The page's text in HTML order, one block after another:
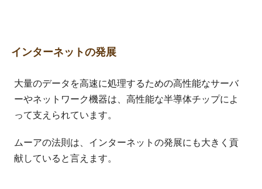
インターネットの発展
大量のデータを高速に処理するための高性能なサーバ
ーやネットワーク機器は、高性能な半導体チップによ
って支えられています。
ムーアの法則は、インターネットの発展にも大きく貢
献していると言えます。